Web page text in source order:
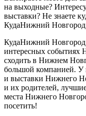
на выходные?
выставки? Не знаете
КудаНижний
КудаНижний
интересных событиях
сходить в Нижнем
большой компанией. У
и выставки Нижнего
и их родителей,
места Нижнего
посетить!